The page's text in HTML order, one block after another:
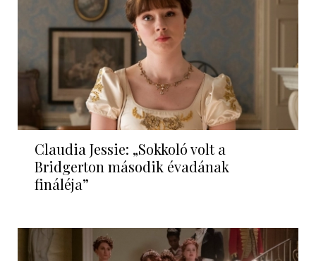
Claudia Jessie: „Sokkoló volt a
Bridgerton második évadának
fináléja”